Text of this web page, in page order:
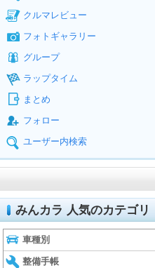
クルマレビュー
フォトギャラリー
グループ
ラップタイム
まとめ
フォロー
ユーザー内検索
みんカラ 人気のカテゴリ
車種別
整備手帳